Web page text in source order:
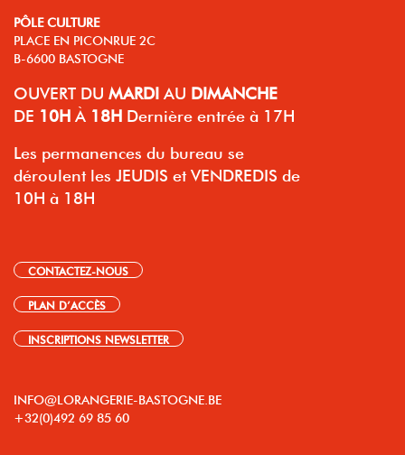
PÔLE CULTURE
PLACE EN PICONRUE 2C
B-6600 BASTOGNE
OUVERT DU MARDI AU DIMANCHE
DE 10H À 18H Dernière entrée à 17H
Les permanences du bureau se
déroulent les JEUDIS et VENDREDIS de
10H à 18H
CONTACTEZ-NOUS
PLAN D’ACCÈS
INSCRIPTIONS NEWSLETTER
INFO@LORANGERIE-BASTOGNE.BE
+32(0)492 69 85 60